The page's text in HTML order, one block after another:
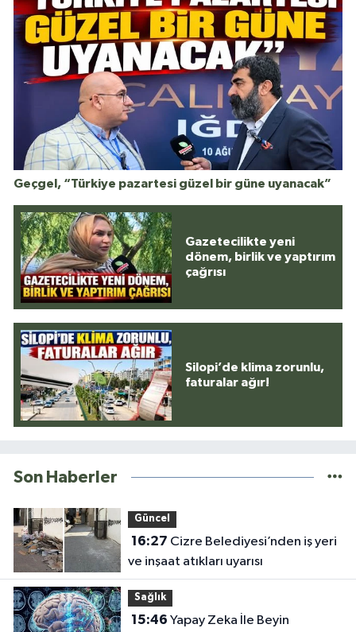
Geçgel, “Türkiye pazartesi güzel bir güne uyanacak”
Gazetecilikte yeni
dönem, birlik ve yaptırım
çağrısı
Silopi’de klima zorunlu,
faturalar ağır!
Son Haberler
Güncel
16:27
ve inşaat atıkları uyarısı
Sağlık
15:46